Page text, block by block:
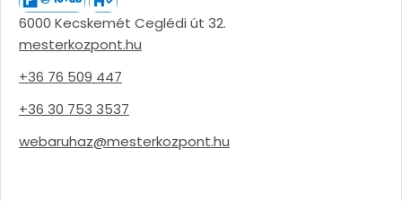
6000 Kecskemét Ceglédi út 32.
mesterkozpont.hu
+36 76 509 447
+36 30 753 3537
webaruhaz@mesterkozpont.hu